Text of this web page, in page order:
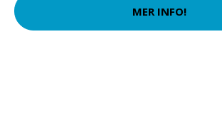
MER INFO!